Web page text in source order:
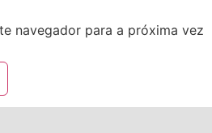
navegador para a próxima vez